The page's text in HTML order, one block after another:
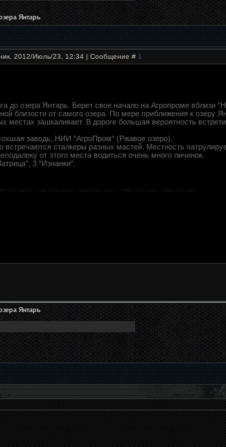
Янтарь
2012/Июль/23, 12:34 | Сообщение # 1
до озера Янтарь. Берет свое начало на Агропроме вблизи
близости от самого озера. По мере приближения к озеру
местах зашкаливает. В дороге большая вероятность
заводь, НИИ "АгроПром" (Ржавое озеро).
встречаются сталкеры разных мастей. Местность
от этого места водиться очень много личинок.
3 "Изнанки".
Янтарь